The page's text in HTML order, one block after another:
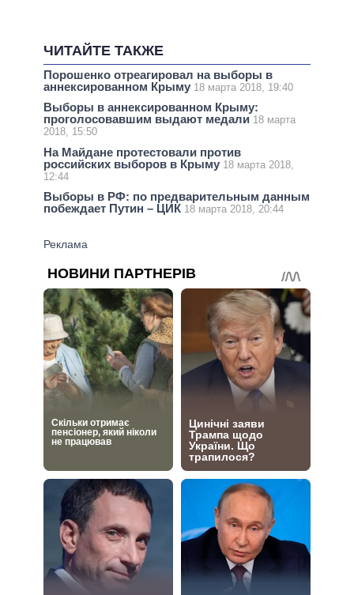
ЧИТАЙТЕ ТАКЖЕ
Порошенко отреагировал на выборы в
аннексированном Крыму 18 марта 2018, 19:40
Выборы в аннексированном Крыму:
проголосовавшим выдают медали 18 марта
2018, 15:50
На Майдане протестовали против
российских выборов в Крыму 18 марта 2018,
12:44
Выборы в РФ: по предварительным данным
побеждает Путин – ЦИК 18 марта 2018, 20:44